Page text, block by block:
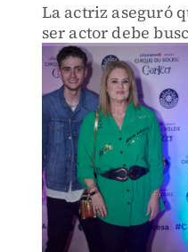
La actriz aseguró
ser actor debe